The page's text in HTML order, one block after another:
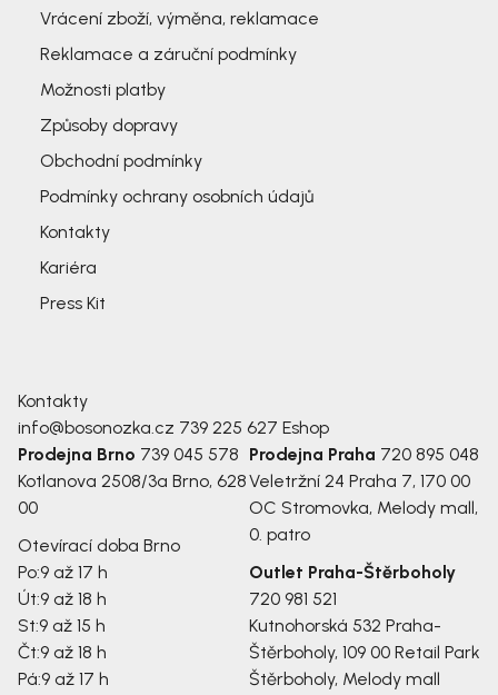
Vrácení zboží, výměna, reklamace
Reklamace a záruční podmínky
Možnosti platby
Způsoby dopravy
Obchodní podmínky
Podmínky ochrany osobních údajů
Kontakty
Kariéra
Press Kit
Kontakty
info@bosonozka.cz 739 225 627 Eshop
Prodejna Brno 739 045 578
Kotlanova 2508/3a Brno, 628
00
Otevírací doba Brno
Po:9 až 17 h
Út:9 až 18 h
St:9 až 15 h
Čt:9 až 18 h
Pá:9 až 17 h
Prodejna Praha 720 895 048
Veletržní 24 Praha 7, 170 00
OC Stromovka, Melody mall,
0. patro
Outlet Praha-Štěrboholy
720 981 521
Kutnohorská 532 Praha-
Štěrboholy, 109 00 Retail Park
Štěrboholy, Melody mall